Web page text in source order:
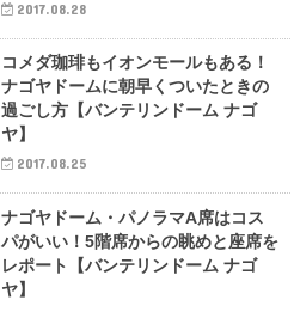
2017.08.28
コメダ珈琲もイオンモールもある！
ナゴヤドームに朝早くついたときの
過ごし方【バンテリンドーム ナゴ
ヤ】
2017.08.25
ナゴヤドーム・パノラマA席はコス
パがいい！5階席からの眺めと座席を
レポート【バンテリンドーム ナゴ
ヤ】